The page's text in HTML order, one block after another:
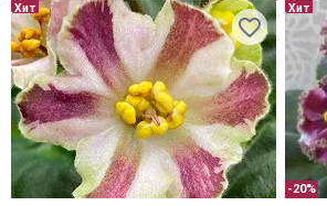
Хит
-20%
Хит